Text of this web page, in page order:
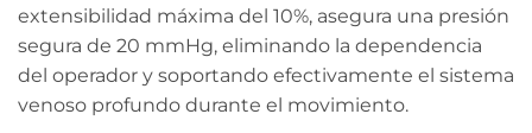
extensibilidad máxima del 10%, asegura una presión
segura de 20 mmHg, eliminando la dependencia
del operador y soportando efectivamente el sistema
venoso profundo durante el movimiento.